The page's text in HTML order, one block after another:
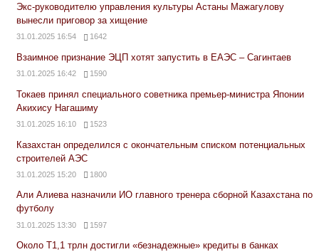
Экс-руководителю управления культуры Астаны Мажагулову
вынесли приговор за хищение
31.01.2025 16:54 1642
Взаимное признание ЭЦП хотят запустить в ЕАЭС – Сагинтаев
31.01.2025 16:42 1590
Токаев принял специального советника премьер-министра Японии
Акихису Нагашиму
31.01.2025 16:10 1523
Казахстан определился с окончательным списком потенциальных
строителей АЭС
31.01.2025 15:20 1800
Али Алиева назначили ИО главного тренера сборной Казахстана по
футболу
31.01.2025 13:30 1597
Около Т1,1 трлн достигли «безнадежные» кредиты в банках